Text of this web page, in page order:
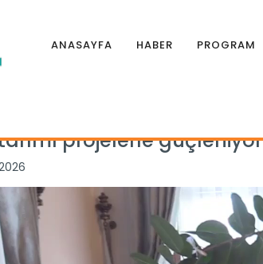
ANASAYFA HABER PROGRAM
projelerle güçleniyor